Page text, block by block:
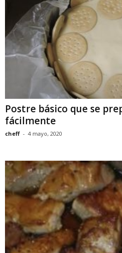
Postre básico que se
fácilmente
cheff - 4 mayo, 2020